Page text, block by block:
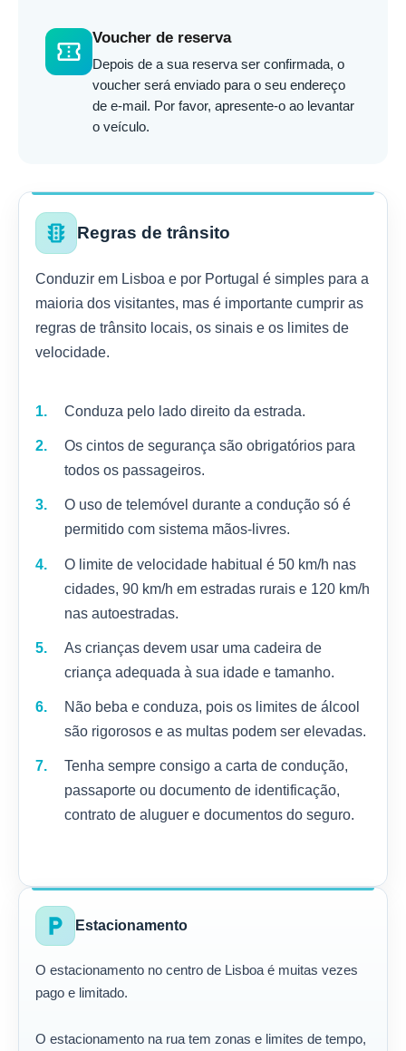
confirmation_number
Voucher de reserva
Depois de a sua reserva ser confirmada, o
voucher será enviado para o seu endereço
de e-mail. Por favor, apresente-o ao levantar
o veículo.
traffic Regras de trânsito
Conduzir em Lisboa e por Portugal é simples para a
maioria dos visitantes, mas é importante cumprir as
regras de trânsito locais, os sinais e os limites de
velocidade.
Conduza pelo lado direito da estrada.
Os cintos de segurança são obrigatórios para
todos os passageiros.
O uso de telemóvel durante a condução só é
permitido com sistema mãos-livres.
O limite de velocidade habitual é 50 km/h nas
cidades, 90 km/h em estradas rurais e 120 km/h
nas autoestradas.
As crianças devem usar uma cadeira de
criança adequada à sua idade e tamanho.
Não beba e conduza, pois os limites de álcool
são rigorosos e as multas podem ser elevadas.
Tenha sempre consigo a carta de condução,
passaporte ou documento de identificação,
contrato de aluguer e documentos do seguro.
local_parking Estacionamento
O estacionamento no centro de Lisboa é muitas vezes
pago e limitado.
O estacionamento na rua tem zonas e limites de tempo,